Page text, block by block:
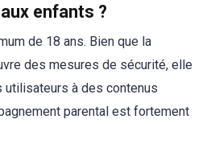
enfants ?
de 18 ans. Bien que la
des mesures de sécurité, elle
à des contenus
parental est fortement